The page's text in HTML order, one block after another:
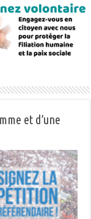
et d’une